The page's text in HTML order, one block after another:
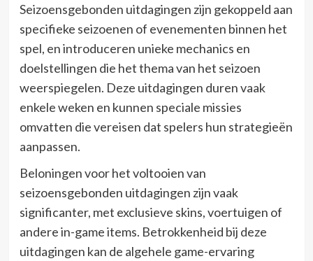
Seizoensgebonden uitdagingen zijn gekoppeld aan
specifieke seizoenen of evenementen binnen het
spel, en introduceren unieke mechanics en
doelstellingen die het thema van het seizoen
weerspiegelen. Deze uitdagingen duren vaak
enkele weken en kunnen speciale missies
omvatten die vereisen dat spelers hun strategieën
aanpassen.
Beloningen voor het voltooien van
seizoensgebonden uitdagingen zijn vaak
significanter, met exclusieve skins, voertuigen of
andere in-game items. Betrokkenheid bij deze
uitdagingen kan de algehele game-ervaring